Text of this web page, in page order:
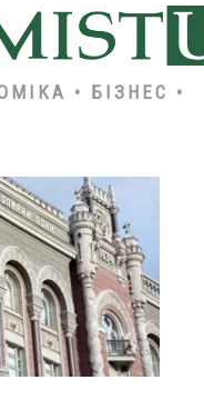
• БІЗНЕС •